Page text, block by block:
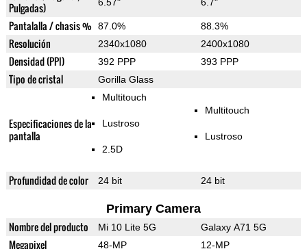
Pulgadas)
Pantalalla / chasis % 87.0% 88.3%
Resolución 2340x1080 2400x1080
Densidad (PPI) 392 PPP 393 PPP
Tipo de cristal Gorilla Glass
Especificaciones de la
pantalla
Multitouch
Lustroso
2.5D
Multitouch
Lustroso
Profundidad de color 24 bit 24 bit
Primary Camera
Nombre del producto Mi 10 Lite 5G Galaxy A71 5G
Megapixel 48-MP 12-MP